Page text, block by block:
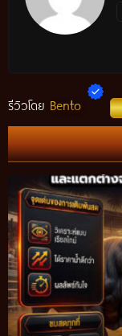
รีวิวโดย Bento